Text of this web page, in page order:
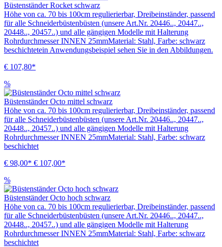
Büstenständer Rocket schwarz
Höhe von ca. 70 bis 100cm regulierierbar, Dreibeinständer, passend
für alle Schneiderbüstenbüsten (unsere Art.Nr. 20446.., 20447..,
20448.., 20457..) und alle gängigen Modelle mit Halterung
Rohrdurchmesser INNEN 25mmMaterial: Stahl, Farbe: schwarz
beschichtetein Anwendungsbeispiel sehen Sie in den Abbildungen.
€ 107,80*
%
Büstenständer Octo mittel schwarz
Höhe von ca. 70 bis 100cm regulierierbar, Dreibeinständer, passend
für alle Schneiderbüstenbüsten (unsere Art.Nr. 20446.., 20447..,
20448.., 20457..) und alle gängigen Modelle mit Halterung
Rohrdurchmesser INNEN 25mmMaterial: Stahl, Farbe: schwarz
beschichtet
€ 98,00* € 107,00*
%
Büstenständer Octo hoch schwarz
Höhe von ca. 70 bis 100cm regulierierbar, Dreibeinständer, passend
für alle Schneiderbüstenbüsten (unsere Art.Nr. 20446.., 20447..,
20448.., 20457..) und alle gängigen Modelle mit Halterung
Rohrdurchmesser INNEN 25mmMaterial: Stahl, Farbe: schwarz
beschichtet